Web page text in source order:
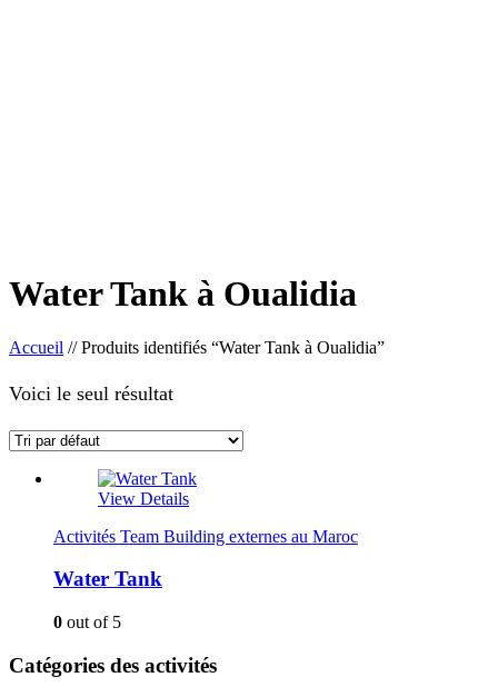
Water Tank à Oualidia
Accueil //Produits identifiés “Water Tank à Oualidia”
Voici le seul résultat
View Details
Activités Team Building externes au Maroc
Water Tank
0 out of 5
Catégories des activités